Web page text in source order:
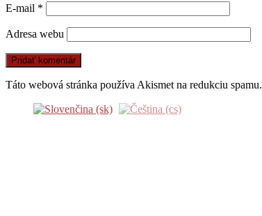
E-mail *
Adresa webu
Táto webová stránka používa Akismet na redukciu spamu.